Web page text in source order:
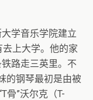
学音乐学院建立
上大学。他的家
路走三英里。不
的钢琴最初是由被
骨”沃尔克（T-